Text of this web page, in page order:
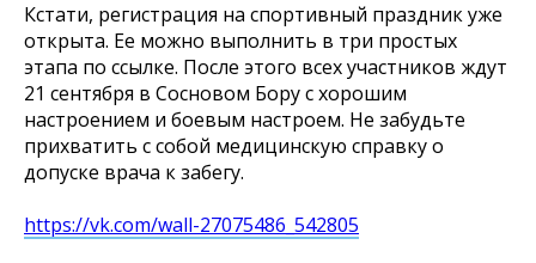
Кстати, регистрация на спортивный праздник уже
открыта. Ее можно выполнить в три простых
этапа по ссылке. После этого всех участников ждут
21 сентября в Сосновом Бору с хорошим
настроением и боевым настроем. Не забудьте
прихватить с собой медицинскую справку о
допуске врача к забегу.
https://vk.com/wall-27075486_542805